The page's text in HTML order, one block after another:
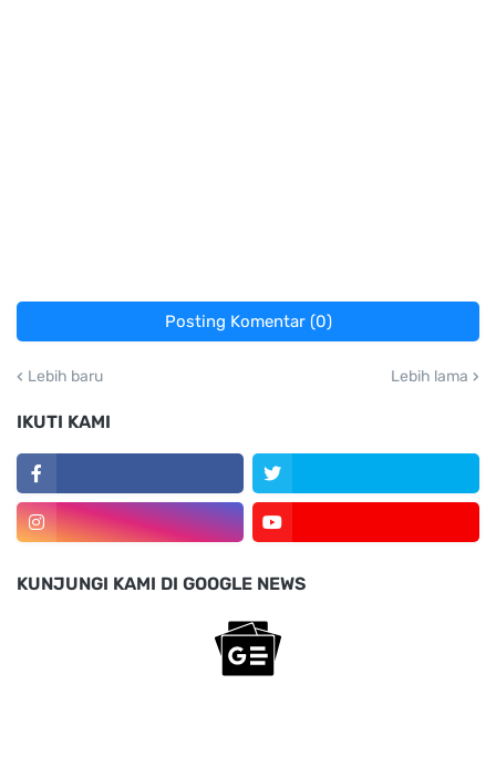
Posting Komentar (0)
Lebih baru Lebih lama
IKUTI KAMI
KUNJUNGI KAMI DI GOOGLE NEWS